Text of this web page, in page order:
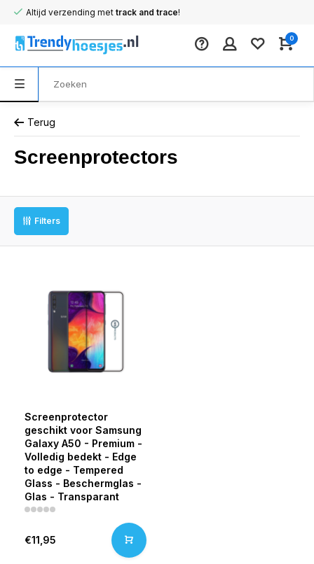
Altijd verzending met track and trace!
0
Terug
Screenprotectors
Filters
Screenprotector
geschikt voor Samsung
Galaxy A50 - Premium -
Volledig bedekt - Edge
to edge - Tempered
Glass - Beschermglas -
Glas - Transparant
€11,95